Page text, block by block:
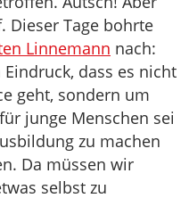
Dieser Tage bohrte
Linnemann nach:
dass es nicht
geht, sondern um
junge Menschen sei
zu machen
Da müssen wir
selbst zu